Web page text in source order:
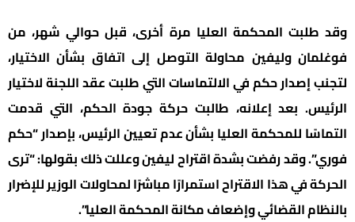
وقد طلبت المحكمة العليا مرة أخرى، قبل حوالي شهر، من
فوغلمان وليفين محاولة التوصل إلى اتفاق بشأن الاختيار،
لتجنب إصدار حكم في الالتماسات التي طلبت عقد اللجنة لاختيار
الرئيس. بعد إعلانه، طالبت حركة جودة الحكم، التي قدمت
التماسًا للمحكمة العليا بشأن عدم تعيين الرئيس، بإصدار “حكم
فوري”. وقد رفضت بشدة اقتراح ليفين وعللت ذلك بقولها: “ترى
الحركة في هذا الاقتراح استمرارًا مباشرًا لمحاولات الوزير للإضرار
بالنظام القضائي وإضعاف مكانة المحكمة العليا”.